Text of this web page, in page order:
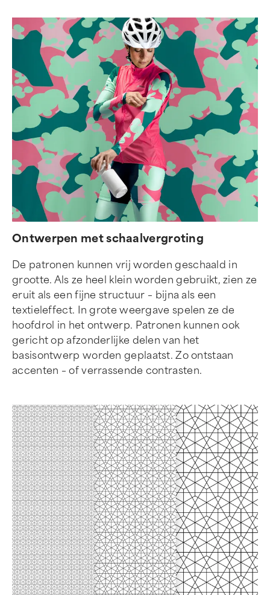
Ontwerpen met schaalvergroting
De patronen kunnen vrij worden geschaald in
grootte. Als ze heel klein worden gebruikt, zien ze
eruit als een fijne structuur – bijna als een
textieleffect. In grote weergave spelen ze de
hoofdrol in het ontwerp. Patronen kunnen ook
gericht op afzonderlijke delen van het
basisontwerp worden geplaatst. Zo ontstaan
accenten – of verrassende contrasten.